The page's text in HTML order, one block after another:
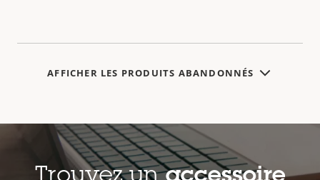
AFFICHER LES PRODUITS ABANDONNÉS